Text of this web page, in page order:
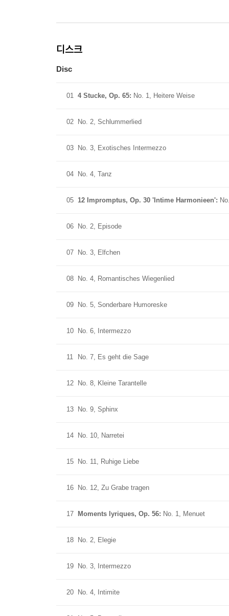
디스크
Disc
01 4 Stucke, Op. 65: No. 1, Heitere Weise
02 No. 2, Schlummerlied
03 No. 3, Exotisches Intermezzo
04 No. 4, Tanz
05 12 Impromptus, Op. 30 'Intime Harmonieen':
06 No. 2, Episode
07 No. 3, Elfchen
08 No. 4, Romantisches Wiegenlied
09 No. 5, Sonderbare Humoreske
10 No. 6, Intermezzo
11 No. 7, Es geht die Sage
12 No. 8, Kleine Tarantelle
13 No. 9, Sphinx
14 No. 10, Narretei
15 No. 11, Ruhige Liebe
16 No. 12, Zu Grabe tragen
17 Moments lyriques, Op. 56: No. 1, Menuet
18 No. 2, Elegie
19 No. 3, Intermezzo
20 No. 4, Intimite